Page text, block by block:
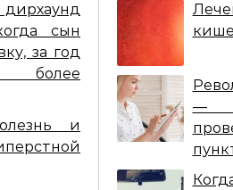
сын
за год
более
и
—